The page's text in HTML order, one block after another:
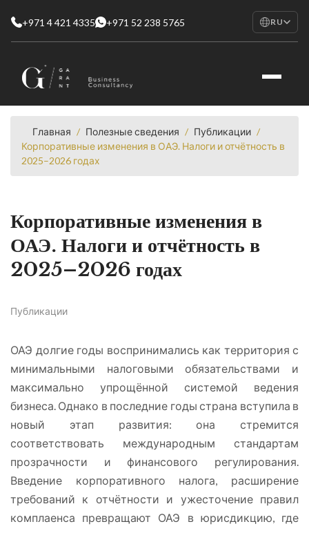
+971 4 421 4335 +971 52 238 5765 RU
Français
AR
Главная / Полезные сведения / Публикации /
Корпоративные изменения в ОАЭ. Налоги и отчётность в
2025–2026 годах
Корпоративные изменения в
ОАЭ. Налоги и отчётность в
2025–2026 годах
Публикации
ОАЭ долгие годы воспринимались как территория с
минимальными налоговыми обязательствами и
максимально упрощённой системой ведения
бизнеса. Однако в последние годы страна вступила в
новый этап развития: она стремится
соответствовать международным стандартам
прозрачности и финансового регулирования.
Введение корпоративного налога, расширение
требований к отчётности и ужесточение правил
комплаенса превращают ОАЭ в юрисдикцию, где